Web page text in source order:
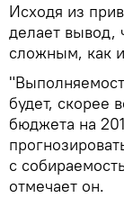
Исходя из
делает вывод,
сложным, как
будет, скорее
бюджета на
с
отмечает он.